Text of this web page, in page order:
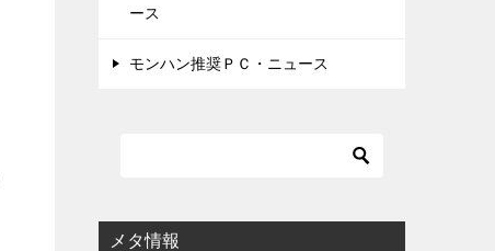
ース
モンハン推奨ＰＣ・ニュース
メタ情報